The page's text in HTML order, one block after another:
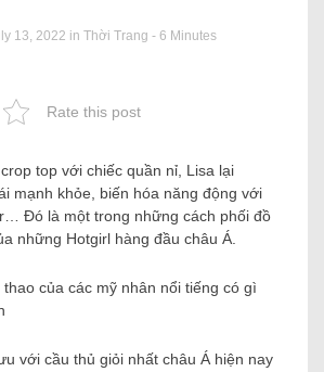
13, 2022 in Thời Trang - 6 Minutes
Rate this post
top với chiếc quần nỉ, Lisa lại
mạnh khỏe, biến hóa năng động với
Đó là một trong những cách phối đồ
những Hotgirl hàng đầu châu Á.
với cầu thủ giỏi nhất châu Á hiện nay